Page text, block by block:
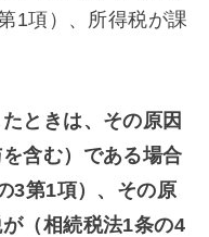
1項）、所得税が課
ときは、その原因
含む）である場合
3第1項）、その原
（相続税法1条の4